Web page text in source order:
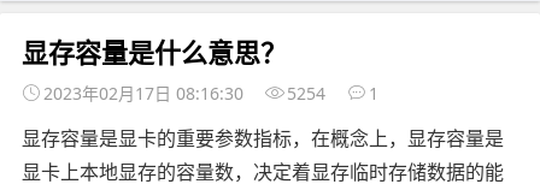
显存容量是什么意思？
2023年02月17日 08:16:30 5254 1
显存容量是显卡的重要参数指标，在概念上，显存容量是
显卡上本地显存的容量数，决定着显存临时存储数据的能